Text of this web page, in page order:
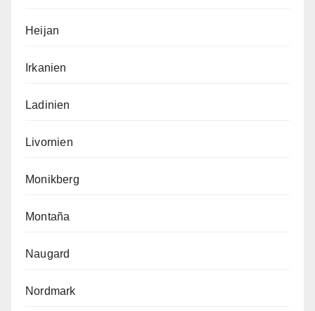
Heijan
Irkanien
Ladinien
Livornien
Monikberg
Montaña
Naugard
Nordmark